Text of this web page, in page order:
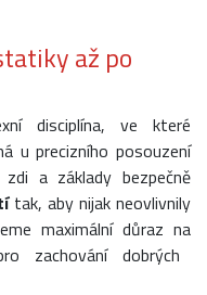
až po
disciplína, ve které
u precizního posouzení
a základy bezpečně
tak, aby nijak neovlivnily
maximální důraz na
zachování dobrých